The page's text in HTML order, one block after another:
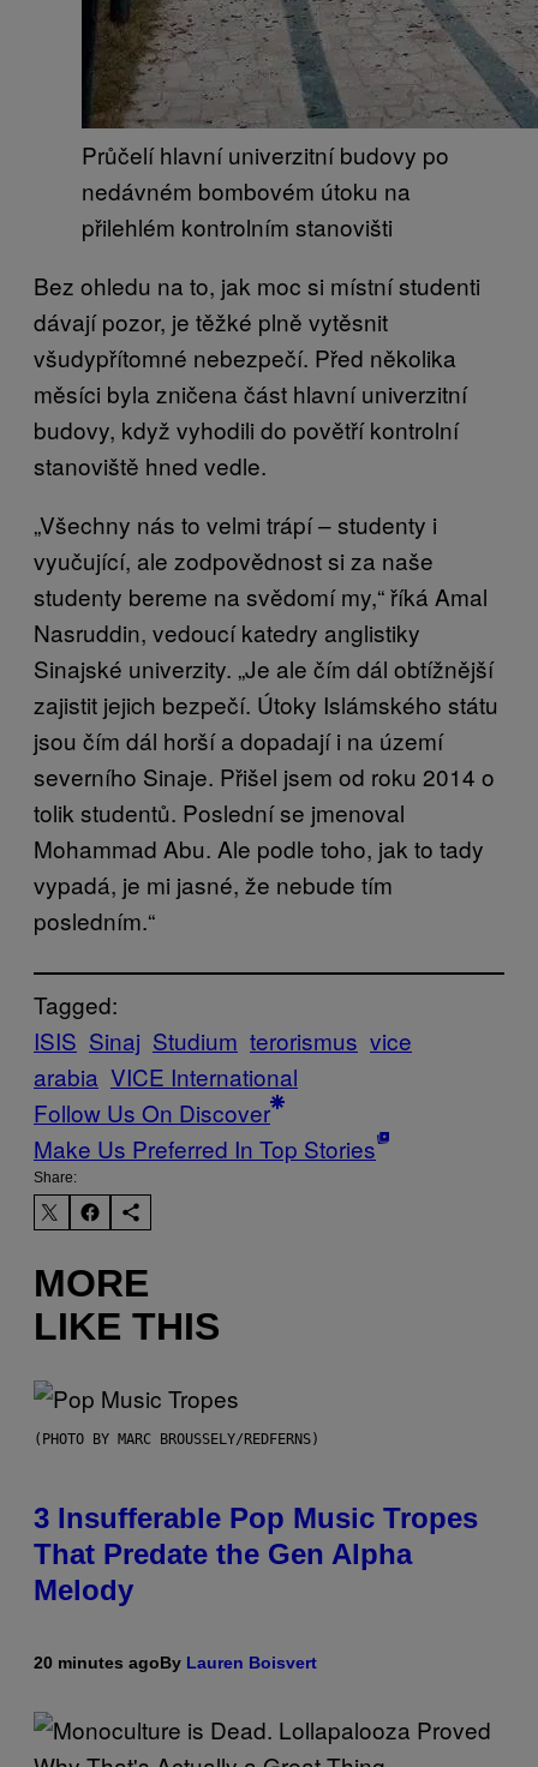
Průčelí hlavní univerzitní budovy po
nedávném bombovém útoku na
přilehlém kontrolním stanovišti
Bez ohledu na to, jak moc si místní studenti
dávají pozor, je těžké plně vytěsnit
všudypřítomné nebezpečí. Před několika
měsíci byla zničena část hlavní univerzitní
budovy, když vyhodili do povětří kontrolní
stanoviště hned vedle.
„Všechny nás to velmi trápí – studenty i
vyučující, ale zodpovědnost si za naše
studenty bereme na svědomí my,“ říká Amal
Nasruddin, vedoucí katedry anglistiky
Sinajské univerzity. „Je ale čím dál obtížnější
zajistit jejich bezpečí. Útoky Islámského státu
jsou čím dál horší a dopadají i na území
severního Sinaje. Přišel jsem od roku 2014 o
tolik studentů. Poslední se jmenoval
Mohammad Abu. Ale podle toho, jak to tady
vypadá, je mi jasné, že nebude tím
posledním.“
Tagged:
ISIS Sinaj Studium terorismus vice
arabia VICE International
Follow Us On Discover
Make Us Preferred In Top Stories
Share:
MORE
LIKE THIS
(PHOTO BY MARC BROUSSELY/REDFERNS)
3 Insufferable Pop Music Tropes
That Predate the Gen Alpha
Melody
20 minutes agoBy Lauren Boisvert